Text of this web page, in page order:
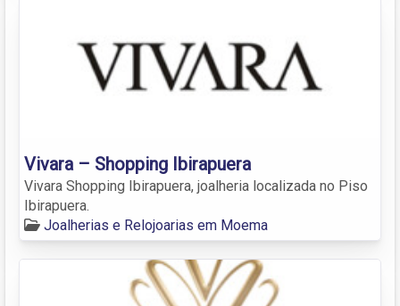
Vivara – Shopping Ibirapuera
Vivara Shopping Ibirapuera, joalheria localizada no Piso
Ibirapuera.
Joalherias e Relojoarias em Moema